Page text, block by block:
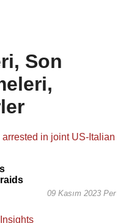
Son
09 Kasım 2023 Per